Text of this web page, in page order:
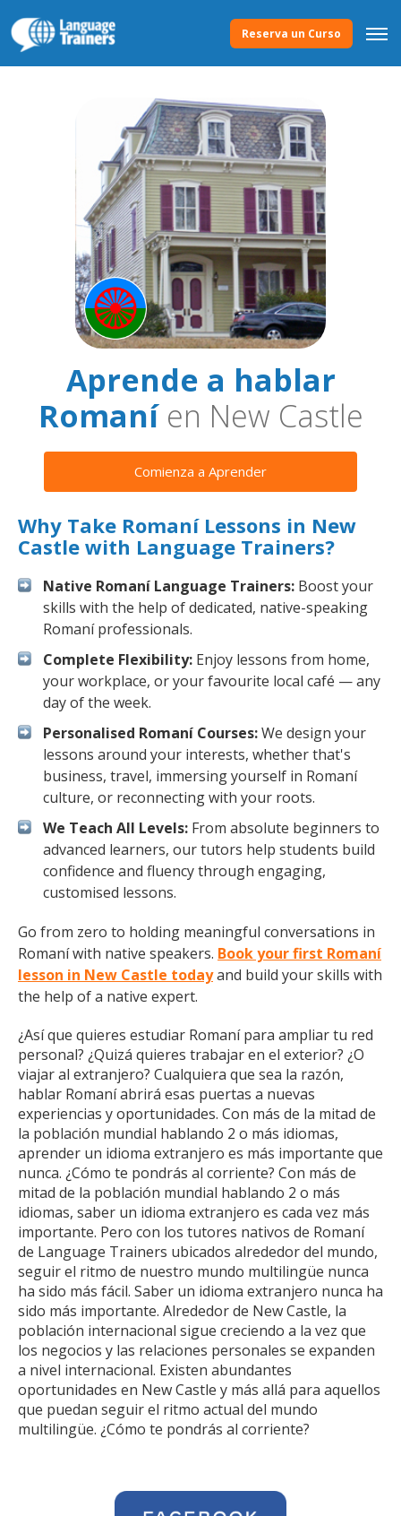
Reserva un Curso
Aprende a hablar
Romaníen New Castle
Comienza a Aprender
Why Take Romaní Lessons in New
Castle with Language Trainers?
Native Romaní Language Trainers: Boost your
skills with the help of dedicated, native-speaking
Romaní professionals.
Complete Flexibility: Enjoy lessons from home,
your workplace, or your favourite local café — any
day of the week.
Personalised Romaní Courses:We design your
lessons around your interests, whether that's
business, travel, immersing yourself in Romaní
culture, or reconnecting with your roots.
We Teach All Levels: From absolute beginners to
advanced learners, our tutors help students build
confidence and fluency through engaging,
customised lessons.
Go from zero to holding meaningful conversations in
Romaní with native speakers. Book your first Romaní
lesson in New Castle todayand build your skills with
the help of a native expert.
¿Así que quieres estudiar Romaní para ampliar tu red
personal? ¿Quizá quieres trabajar en el exterior? ¿O
viajar al extranjero? Cualquiera que sea la razón,
hablar Romaní abrirá esas puertas a nuevas
experiencias y oportunidades. Con más de la mitad de
la población mundial hablando 2 o más idiomas,
aprender un idioma extranjero es más importante que
nunca. ¿Cómo te pondrás al corriente? Con más de
mitad de la población mundial hablando 2 o más
idiomas, saber un idioma extranjero es cada vez más
importante. Pero con los tutores nativos de Romaní
de Language Trainers ubicados alrededor del mundo,
seguir el ritmo de nuestro mundo multilingüe nunca
ha sido más fácil. Saber un idioma extranjero nunca ha
sido más importante. Alrededor de New Castle, la
población internacional sigue creciendo a la vez que
los negocios y las relaciones personales se expanden
a nivel internacional. Existen abundantes
oportunidades en New Castle y más allá para aquellos
que puedan seguir el ritmo actual del mundo
multilingüe. ¿Cómo te pondrás al corriente?